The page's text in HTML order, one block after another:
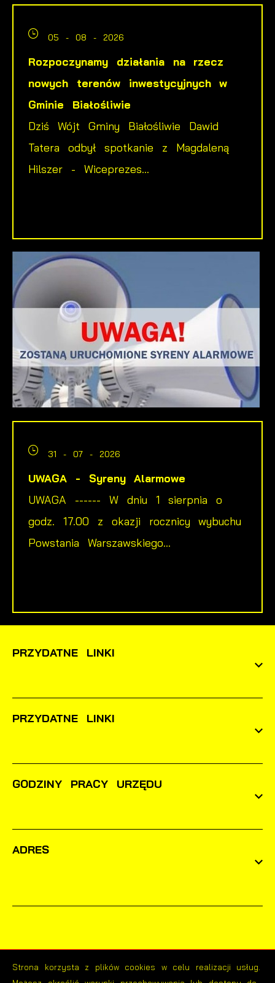
05 - 08 - 2026
Rozpoczynamy działania na rzecz
nowych terenów inwestycyjnych w
Gminie Białośliwie
Dziś Wójt Gminy Białośliwie Dawid
Tatera odbył spotkanie z Magdaleną
Hilszer - Wiceprezes...
31 - 07 - 2026
UWAGA - Syreny Alarmowe
UWAGA ------ W dniu 1 sierpnia o
godz. 17.00 z okazji rocznicy wybuchu
Powstania Warszawskiego...
PRZYDATNE LINKI
PRZYDATNE LINKI
GODZINY PRACY URZĘDU
ADRES
Odwiedzin: 1640070
Strona korzysta z plików cookies w celu realizacji usług.